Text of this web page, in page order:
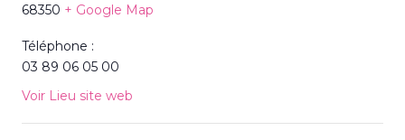
68350 + Google Map
Téléphone :
03 89 06 05 00
Voir Lieu site web